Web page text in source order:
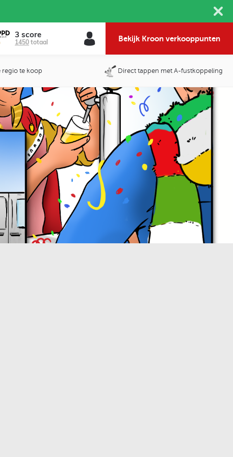
3 score
1450 totaal Bekijk Kroon verkooppunten
regio te koop Direct tappen met A-fustkoppeling